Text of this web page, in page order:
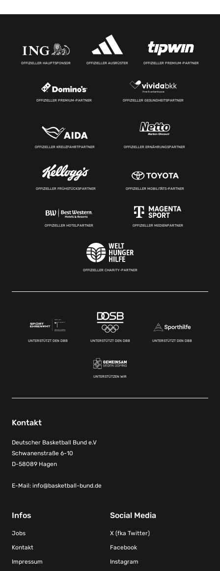
OFFIZIELLER HAUPTSPONSOR OFFIZIELLER AUSRÜSTER OFFIZIELLER PREMIUM-PARTNER
OFFIZIELLER PREMIUM-PARTNER OFFIZIELLER GESUNDHEITSPARTNER
OFFIZIELLER KREUZFAHRTPARTNER OFFIZIELLER ERNÄHRUNGSPARTNER
OFFIZIELLER FRÜHSTÜCKSPARTNER OFFIZIELLER MOBILITÄTS-PARTNER
OFFIZIELLER HOTELPARTNER OFFIZIELLER MEDIENPARTNER
OFFIZIELLER CHARITY-PARTNER
UNTERSTÜTZT DEN DBB UNTERSTÜTZT DEN DBB UNTERSTÜTZT DEN DBB
UNTERSTÜTZEN WIR
Kontakt
Deutscher Basketball Bund e.V
Schwanenstraße 6-10
D-58089 Hagen
E-Mail: info@basketball-bund.de
Infos
Jobs
Kontakt
Impressum
Social Media
X (fka Twitter)
Facebook
Instagram